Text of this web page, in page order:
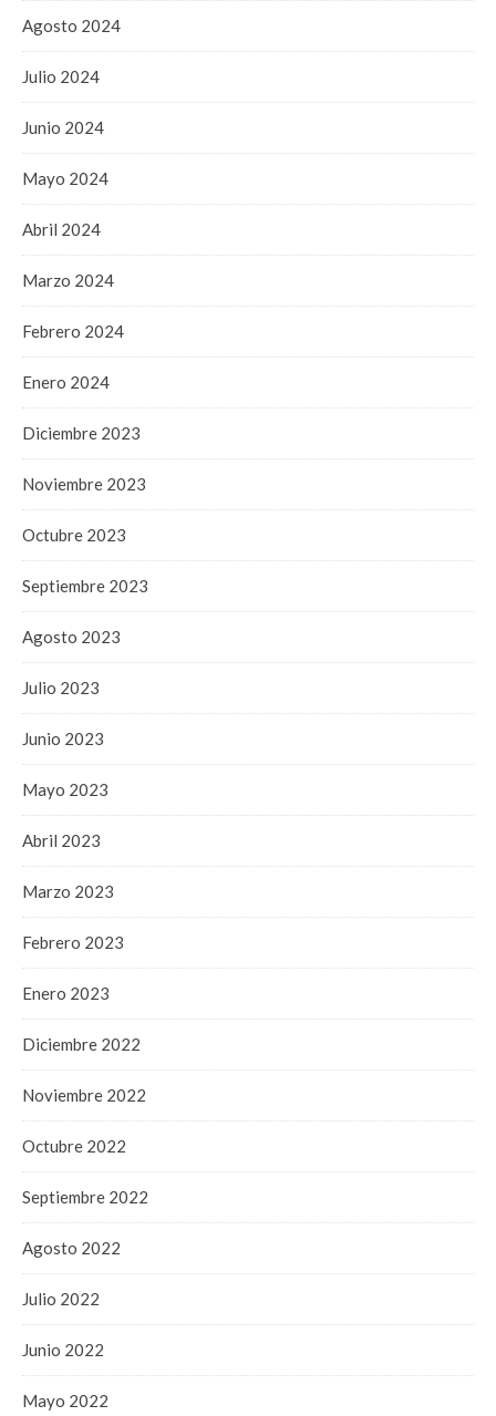
Agosto 2024
Julio 2024
Junio 2024
Mayo 2024
Abril 2024
Marzo 2024
Febrero 2024
Enero 2024
Diciembre 2023
Noviembre 2023
Octubre 2023
Septiembre 2023
Agosto 2023
Julio 2023
Junio 2023
Mayo 2023
Abril 2023
Marzo 2023
Febrero 2023
Enero 2023
Diciembre 2022
Noviembre 2022
Octubre 2022
Septiembre 2022
Agosto 2022
Julio 2022
Junio 2022
Mayo 2022